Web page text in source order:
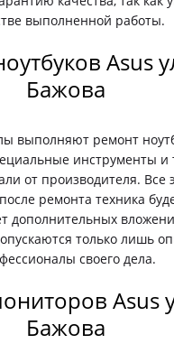
выполненной работы.
Asus
Бажова
выполняют ремонт
инструменты и
от производителя. Все
ремонта техника
дополнительных
только лишь
своего дела.
Asus
Бажова